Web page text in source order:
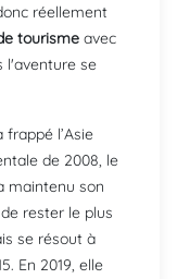
réellement
tourisme avec
l'aventure se
l’Asie
de 2008, le
maintenu son
rester le plus
se résout à
En 2019, elle